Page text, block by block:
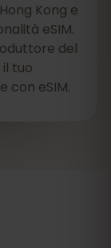
Kong e
eSIM.
del
tuo
con eSIM.